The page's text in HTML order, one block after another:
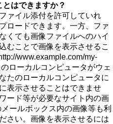
はできますか？
ァイル添付を許可していれ
ロードできます。一方、ファ
くても画像ファイルへのハイ
むことで画像を表示させるこ
www.example.com/my-
ローカルコンピュータがウェ
たのローカルコンピュータに
表示させることはできませ
ード等が必要なサイト内の画
ールボックス内の画像等も利
さい。画像を表示させるには